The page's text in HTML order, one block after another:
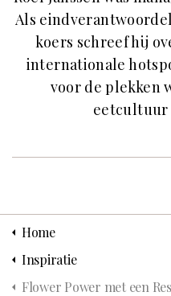
Als
koers schreef hij
internationale
voor de plekken
eetcultuur
Home
Inspiratie
Flower Power met een